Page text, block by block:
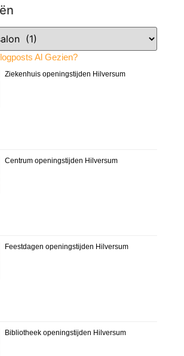
Al Gezien?
Ziekenhuis openingstijden Hilversum
Centrum openingstijden Hilversum
Feestdagen openingstijden Hilversum
Bibliotheek openingstijden Hilversum